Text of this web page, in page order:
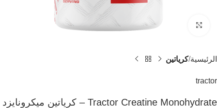
Click to enlarge
الرئيسية كرياتين
tractor
Tractor Creatine Monohydrate – كرياتين ميكرونايزد